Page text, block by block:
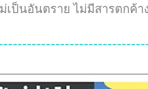
เป็นอันตราย ไม่มีสารตกค้